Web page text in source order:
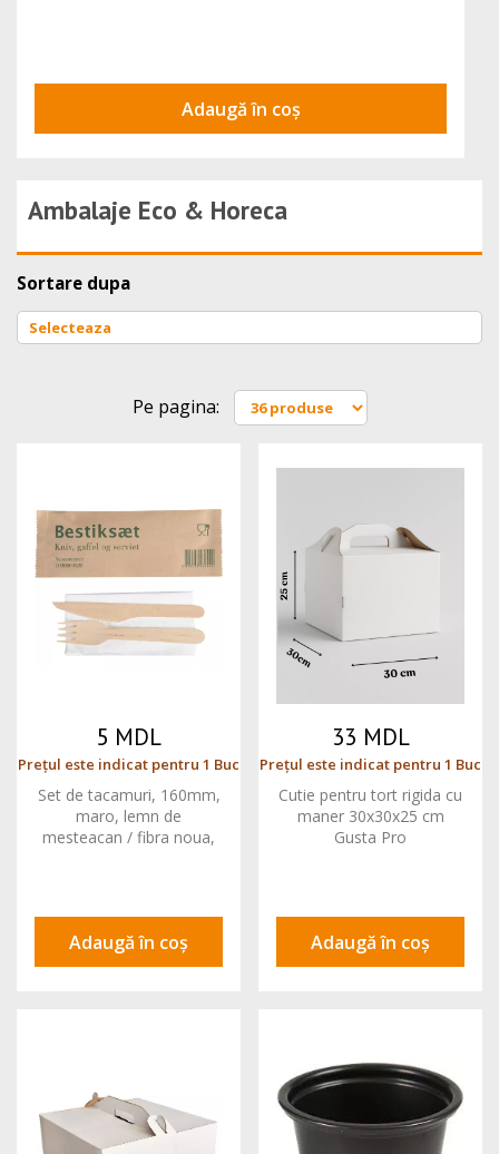
Adaugă în coș
Ambalaje Eco & Horeca
Sortare dupa
Pe pagina:
5 MDL
Prețul este indicat pentru 1 Buc
Set de tacamuri, 160mm,
maro, lemn de
mesteacan / fibra noua,
Adaugă în coș
33 MDL
Prețul este indicat pentru 1 Buc
Cutie pentru tort rigida cu
maner 30x30x25 cm
Gusta Pro
Adaugă în coș